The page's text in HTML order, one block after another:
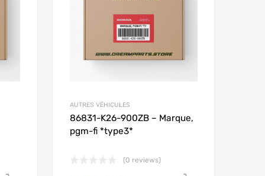
AUTRES VÉHICULES
86831-K26-900ZB – Marque,
pgm-fi *type3*
(0 reviews)